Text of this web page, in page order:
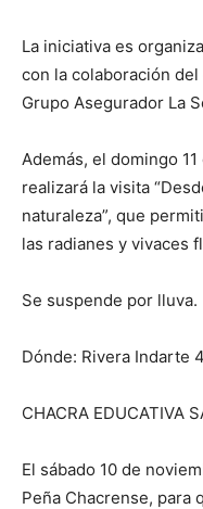
La iniciativa es
con la colaboración
Grupo Asegurador La
Además, el domingo
realizará la visita
naturaleza”, que
las radianes y vivaces
Se suspende por lluva.
Dónde: Rivera Indarte
CHACRA EDUCATIVA
El sábado 10 de
Peña Chacrense, para